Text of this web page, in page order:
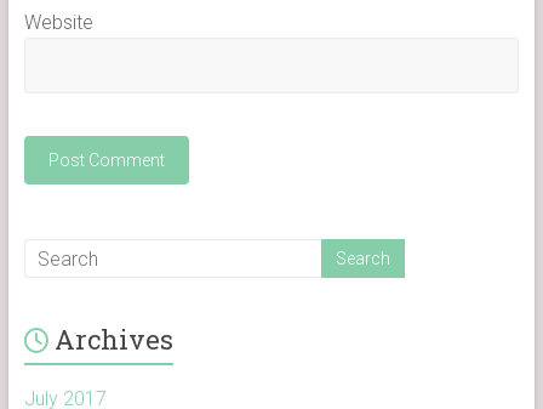
Website
Archives
July 2017